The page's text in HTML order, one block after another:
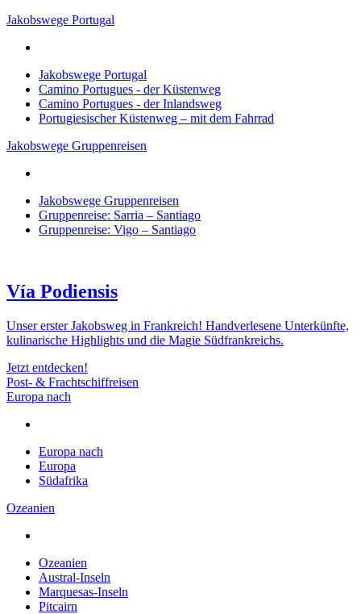
Jakobswege Portugal
Jakobswege Portugal
Camino Portugues - der Küstenweg
Camino Portugues - der Inlandsweg
Portugiesischer Küstenweg – mit dem Fahrrad
Jakobswege Gruppenreisen
Jakobswege Gruppenreisen
Gruppenreise: Sarria – Santiago
Gruppenreise: Vigo – Santiago
Vía Podiensis
Unser erster Jakobsweg in Frankreich! Handverlesene Unterkünfte,
kulinarische Highlights und die Magie Südfrankreichs.
Jetzt entdecken!
Post- & Frachtschiffreisen
Europa nach
Europa nach
Europa
Südafrika
Ozeanien
Ozeanien
Austral-Inseln
Marquesas-Inseln
Pitcairn